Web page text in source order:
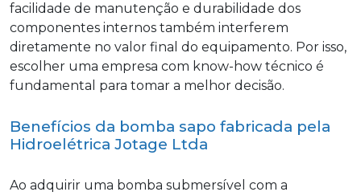
facilidade de manutenção e durabilidade dos
componentes internos também interferem
diretamente no valor final do equipamento. Por isso,
escolher uma empresa com know-how técnico é
fundamental para tomar a melhor decisão.
Benefícios da bomba sapo fabricada pela
Hidroelétrica Jotage Ltda
Ao adquirir uma bomba submersível com a